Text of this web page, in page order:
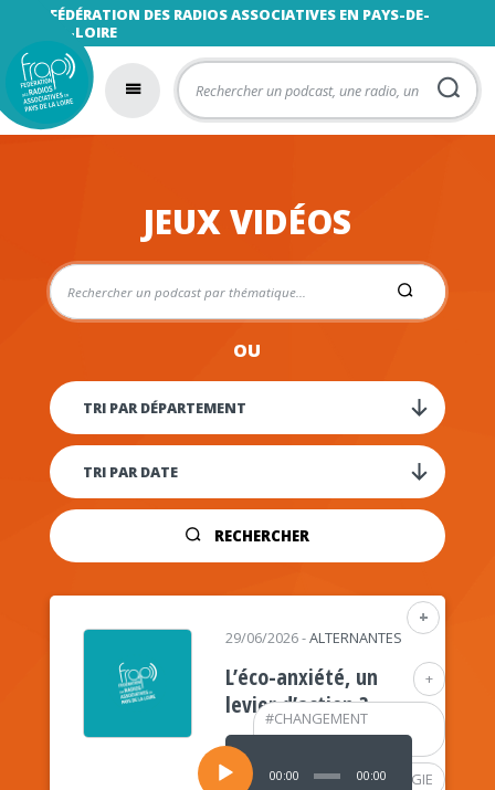
FÉDÉRATION DES RADIOS ASSOCIATIVES EN PAYS-DE-
LA-LOIRE
JEUX VIDÉOS
OU
RECHERCHER
+
+
#CHANGEMENT
CLIMATIQUE
#PSYCHOLOGIE
29/06/2026-ALTERNANTES
L’éco-anxiété, un
levier d’action ?
Lecteur
audio
00:00 00:00